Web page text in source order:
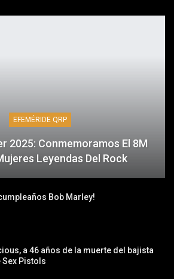
EFEMÉRIDE QRP
2025: Conmemoramos El 8M
Leyendas Del Rock
Bob Marley!
a 46 años de la muerte del bajista
Sex Pistols